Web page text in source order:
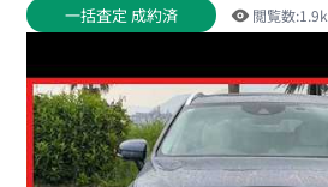
一括査定 成約済 閲覧数:1.9k